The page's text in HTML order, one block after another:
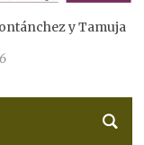
y Tamuja